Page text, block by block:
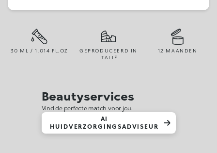
30 ML / 1.014 FL.OZ
GEPRODUCEERD IN
ITALIË
12 MAANDEN
Beautyservices
Vind de perfecte match voor jou.
AI
HUIDVERZORGINGSADVISEUR